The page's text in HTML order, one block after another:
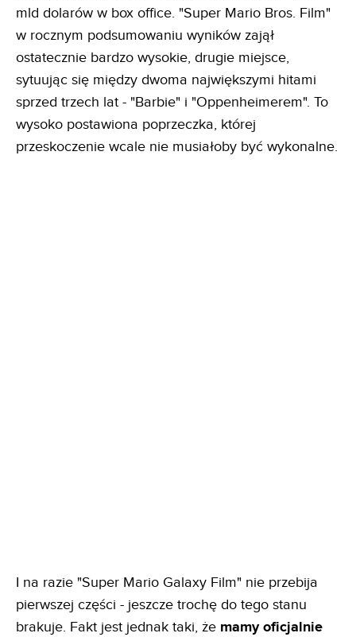
mld dolarów w box office. "Super Mario Bros. Film"
w rocznym podsumowaniu wyników zajął
ostatecznie bardzo wysokie, drugie miejsce,
sytuując się między dwoma największymi hitami
sprzed trzech lat - "Barbie" i "Oppenheimerem". To
wysoko postawiona poprzeczka, której
przeskoczenie wcale nie musiałoby być wykonalne.
I na razie "Super Mario Galaxy Film" nie przebija
pierwszej części - jeszcze trochę do tego stanu
brakuje. Fakt jest jednak taki, że mamy oficjalnie